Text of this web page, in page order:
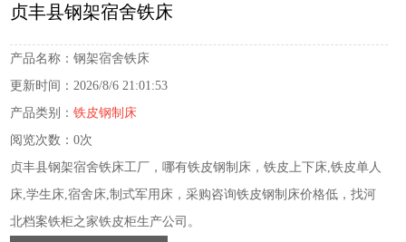
贞丰县钢架宿舍铁床
产品名称： 钢架宿舍铁床
更新时间： 2026/8/6 21:01:53
产品类别： 铁皮钢制床
阅览次数： 0次
贞丰县钢架宿舍铁床工厂，哪有铁皮钢制床，铁皮上下床,铁皮单人
床,学生床,宿舍床,制式军用床，采购咨询铁皮钢制床价格低，找河
北档案铁柜之家铁皮柜生产公司。